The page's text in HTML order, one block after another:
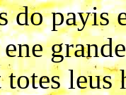
do
leus